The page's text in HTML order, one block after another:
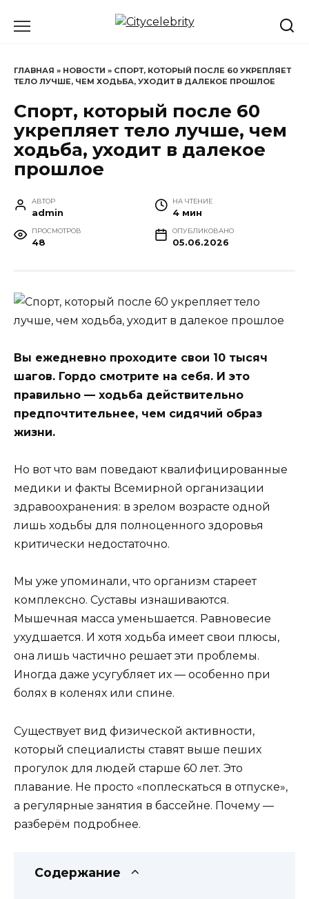
ГЛАВНАЯ » НОВОСТИ » СПОРТ, КОТОРЫЙ ПОСЛЕ 60 УКРЕПЛЯЕТ
ТЕЛО ЛУЧШЕ, ЧЕМ ХОДЬБА, УХОДИТ В ДАЛЕКОЕ ПРОШЛОЕ
Спорт, который после 60
укрепляет тело лучше, чем
ходьба, уходит в далекое
прошлое
АВТОР
admin
НА ЧТЕНИЕ
4 мин
ПРОСМОТРОВ
48
ОПУБЛИКОВАНО
05.06.2026
Вы ежедневно проходите свои 10 тысяч
шагов. Гордо смотрите на себя. И это
правильно — ходьба действительно
предпочтительнее, чем сидячий образ
жизни.
Но вот что вам поведают квалифицированные
медики и факты Всемирной организации
здравоохранения: в зрелом возрасте одной
лишь ходьбы для полноценного здоровья
критически недостаточно.
Мы уже упоминали, что организм стареет
комплексно. Суставы изнашиваются.
Мышечная масса уменьшается. Равновесие
ухудшается. И хотя ходьба имеет свои плюсы,
она лишь частично решает эти проблемы.
Иногда даже усугубляет их — особенно при
болях в коленях или спине.
Существует вид физической активности,
который специалисты ставят выше пеших
прогулок для людей старше 60 лет. Это
плавание. Не просто «поплескаться в отпуске»,
а регулярные занятия в бассейне. Почему —
разберём подробнее.
Содержание